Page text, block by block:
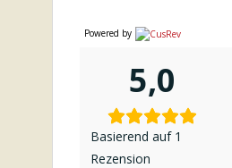
Powered by
5,0
Basierend auf 1
Rezension